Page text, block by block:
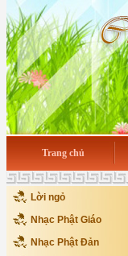
Trang chủ
Lời ngỏ
Nhạc Phật Giáo
Nhạc Phật Đản